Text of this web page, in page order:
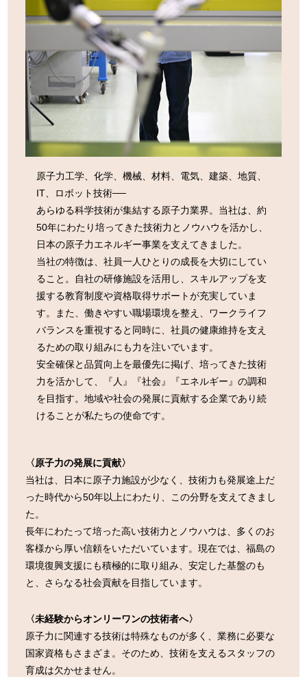
移住者インタビュー
移住Q＆A
移住サポート
移住相談窓口について
お試し住宅について
お試し就労体験プログラム
ならは体験プログラム
お問い合わせ
一般社団法人ならはみらい
tel: 0240-23-6271
月～土 9:00～17:00
（日・祝・年末年始・第２第４水曜日を除く）
原子力工学、化学、機械、材料、電気、建築、地質、
IT、ロボット技術──
あらゆる科学技術が集結する原子力業界。当社は、約
50年にわたり培ってきた技術力とノウハウを活かし、
日本の原子力エネルギー事業を支えてきました。
当社の特徴は、社員一人ひとりの成長を大切にしてい
ること。自社の研修施設を活用し、スキルアップを支
援する教育制度や資格取得サポートが充実していま
す。また、働きやすい職場環境を整え、ワークライフ
バランスを重視すると同時に、社員の健康維持を支え
るための取り組みにも力を注いでいます。
安全確保と品質向上を最優先に掲げ、培ってきた技術
力を活かして、『人』『社会』『エネルギー』の調和
を目指す。地域や社会の発展に貢献する企業であり続
けることが私たちの使命です。
〈原子力の発展に貢献〉
当社は、日本に原子力施設が少なく、技術力も発展途上だ
った時代から50年以上にわたり、この分野を支えてきまし
た。
長年にわたって培った高い技術力とノウハウは、多くのお
客様から厚い信頼をいただいています。現在では、福島の
環境復興支援にも積極的に取り組み、安定した基盤のも
と、さらなる社会貢献を目指しています。
〈未経験からオンリーワンの技術者へ〉
原子力に関連する技術は特殊なものが多く、業務に必要な
国家資格もさまざま。そのため、技術を支えるスタッフの
育成は欠かせません。